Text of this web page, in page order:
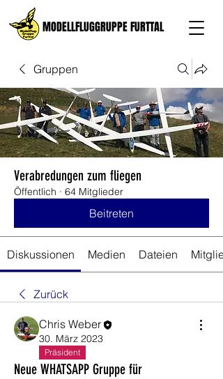
MODELLFLUGGRUPPE FURTTAL
Gruppen
Verabredungen zum fliegen
Öffentlich · 64 Mitglieder
Beitreten
Diskussionen Medien Dateien
Zurück
Chris Weber
30. März 2023
Präsident
Neue WHATSAPP Gruppe für